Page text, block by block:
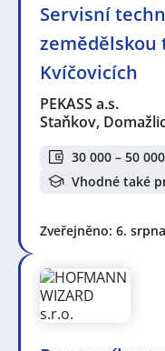
Servisní
zemědělskou
Kvíčovicích
PEKASS a.s.
Staňkov,
30 000 – 50
Vhodné také
Zveřejněno: 6. srpna